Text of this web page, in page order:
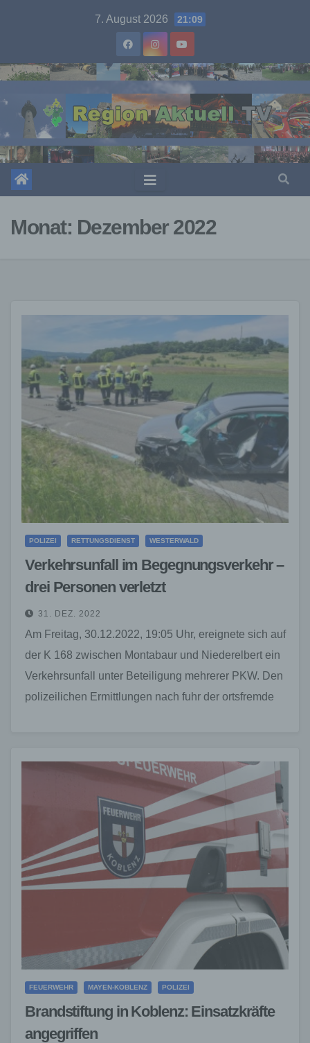
7. August 2026 21:09
Monat: Dezember 2022
POLIZEI RETTUNGSDIENST WESTERWALD
Verkehrsunfall im Begegnungsverkehr –
drei Personen verletzt
31. DEZ. 2022
Am Freitag, 30.12.2022, 19:05 Uhr, ereignete sich auf
der K 168 zwischen Montabaur und Niederelbert ein
Verkehrsunfall unter Beteiligung mehrerer PKW. Den
polizeilichen Ermittlungen nach fuhr der ortsfremde
FEUERWEHR MAYEN-KOBLENZ POLIZEI
Brandstiftung in Koblenz: Einsatzkräfte
angegriffen